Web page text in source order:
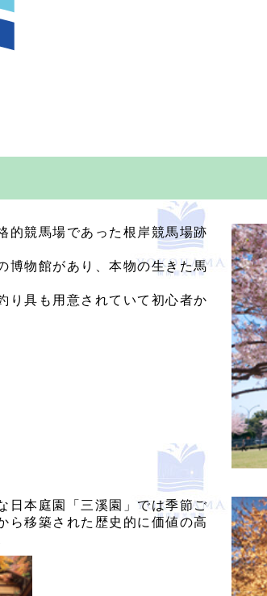
的競馬場であった根岸競馬場跡
博物館があり、本物の生きた馬
り具も用意されていて初心者か
日本庭園「三溪園」では季節ご
ら移築された歴史的に価値の高